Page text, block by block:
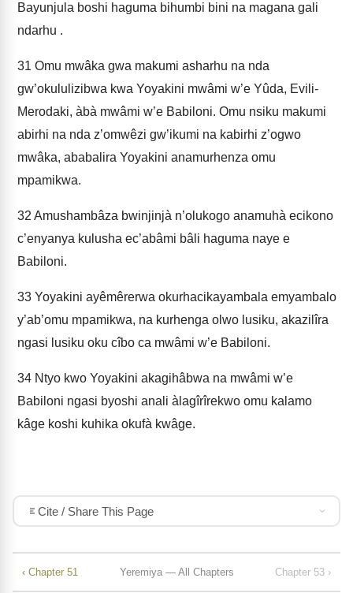
Bayunjula boshi haguma bihumbi bini na magana gali
ndarhu .
31 Omu mwâka gwa makumi asharhu na nda
gw’okululizibwa kwa Yoyakini mwâmi w’e Yûda, Evili-
Merodaki, àbà mwâmi w’e Babiloni. Omu nsiku makumi
abirhi na nda z’omwêzi gw’ikumi na kabirhi z’ogwo
mwâka, ababalira Yoyakini anamurhenza omu
mpamikwa.
32 Amushambâza bwinjinjà n’olukogo anamuhà ecikono
c’enyanya kulusha ec’abâmi bâli haguma naye e
Babiloni.
33 Yoyakini ayêmêrerwa okurhacikayambala emyambalo
y’ab’omu mpamikwa, na kurhenga olwo lusiku, akazilîra
ngasi lusiku oku cîbo ca mwâmi w’e Babilo­ni.
34 Ntyo kwo Yoyakini akagihâbwa na mwâmi w’e
Babiloni ngasi byoshi anali àlagîrîrekwo omu kalamo
kâge koshi kuhika okufà kwâge.
Cite / Share This Page
‹ Chapter 51 Yeremiya — All Chapters Chapter 53 ›